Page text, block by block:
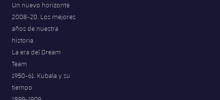
Un nuevo horizonte
2008-20. Los mejores
años de nuestra
historia
La era del Dream
Team
1950-61. Kubala y su
tiempo